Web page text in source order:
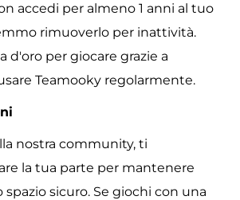
accedi per almeno 1 anni al tuo
rimuoverlo per inattività.
d'oro per giocare grazie a
Teamooky regolarmente.
nostra community, ti
la tua parte per mantenere
spazio sicuro. Se giochi con una